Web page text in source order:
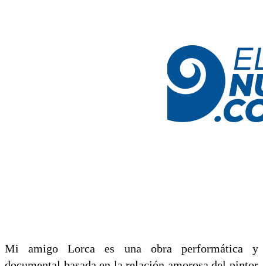
Mi amigo Lorca es una obra performática y